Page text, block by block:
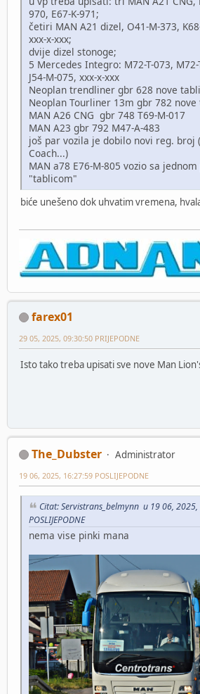
970, E67-K-971;
četiri MAN A21 dizel, O41-M-373,
xxx-x-xxx;
dvije dizel stonoge;
5 Mercedes Integro: M72-T-073, M72-
J54-M-075, xxx-x-xxx
Neoplan trendliner gbr 628 nove
Neoplan Tourliner 13m gbr 782 nove
MAN A26 CNG gbr 748 T69-M-017
MAN A23 gbr 792 M47-A-483
još par vozila je dobilo novi reg. broj
Coach...)
MAN a78 E76-M-805 vozio sa
"tablicom"
biće unešeno dok uhvatim vremena,
farex01
29 05, 2025, 09:30:50 PRIJEPODNE
Isto tako treba upisati sve nove Man
The_Dubster
Administrator
19 06, 2025, 16:27:59 POSLIJEPODNE
Citat: Servistrans_belmynn u 19 06,
POSLIJEPODNE
nema vise pinki mana